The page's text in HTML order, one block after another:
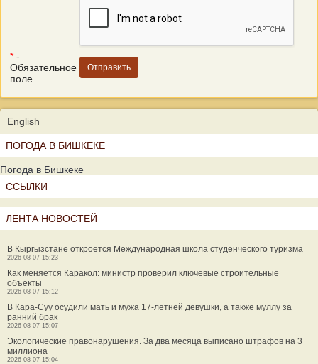
* -
Обязательное
поле
English
ПОГОДА В БИШКЕКЕ
Погода в Бишкеке
ССЫЛКИ
ЛЕНТА НОВОСТЕЙ
В Кыргызстане откроется Международная школа студенческого туризма
2026-08-07 15:23
Как меняется Каракол: министр проверил ключевые строительные
объекты
2026-08-07 15:12
В Кара-Суу осудили мать и мужа 17-летней девушки, а также муллу за
ранний брак
2026-08-07 15:07
Экологические правонарушения. За два месяца выписано штрафов на 3
миллиона
2026-08-07 15:04